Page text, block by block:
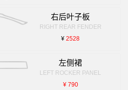
右后叶子板
RIGHT REAR FENDER
¥2528
左侧裙
LEFT ROCKER PANEL
¥ 790